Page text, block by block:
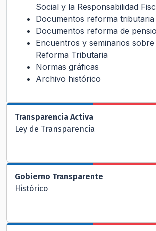
Social y la Responsabilidad
Documentos reforma tributaria
Documentos reforma de
Encuentros y seminarios
Reforma Tributaria
Normas gráficas
Archivo histórico
Transparencia Activa
Ley de Transparencia
Gobierno Transparente
Histórico